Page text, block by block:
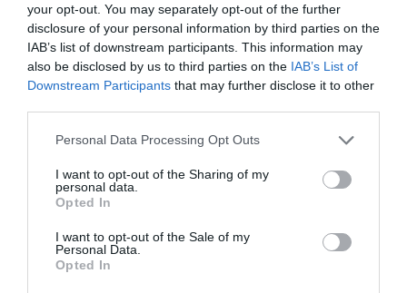
your opt-out. You may separately opt-out of the further
disclosure of your personal information by third parties on the
IAB’s list of downstream participants. This information may
also be disclosed by us to third parties on the IAB’s List of
Downstream Participants that may further disclose it to other
Personal Data Processing Opt Outs
I want to opt-out of the Sharing of my
personal data.
Opted In
I want to opt-out of the Sale of my
Personal Data.
Opted In
MĀJA
Pērkam jaunu tējkannu. Kam pievērst
uzmanību?
AKTUĀLI
Kur Rīgā un Pierīgā bez maksas var
nodot nolietoto elektrotehniku?
ATKRITUMU ŠĶIROŠANA